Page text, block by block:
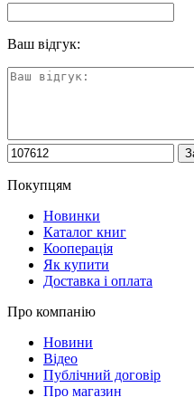
Ваш відгук:
Покупцям
Новинки
Каталог книг
Кооперація
Як купити
Доставка і оплата
Про компанію
Новини
Відео
Публічний договір
Про магазин